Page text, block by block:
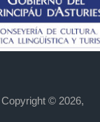
Copyright © 2026,